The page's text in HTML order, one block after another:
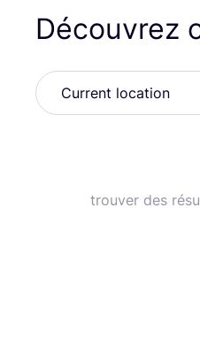
Découvrez
trouver des